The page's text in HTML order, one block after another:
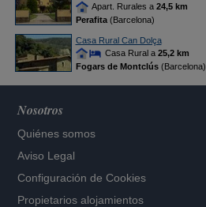
Apart. Rurales a 24,5 km
Perafita(Barcelona)
Casa Rural Can Dolça
Casa Rural a 25,2 km
Fogars de Montclús(Barcelona)
Nosotros
Quiénes somos
Aviso Legal
Configuración de Cookies
Propietarios alojamientos